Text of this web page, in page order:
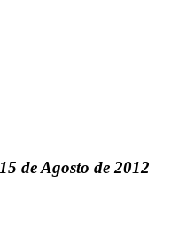
15 de Agosto de 2012